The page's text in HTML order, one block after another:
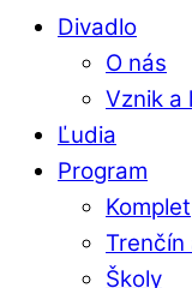
Divadlo
O nás
Vznik a
Ľudia
Program
Komplet
Trenčín
Školy